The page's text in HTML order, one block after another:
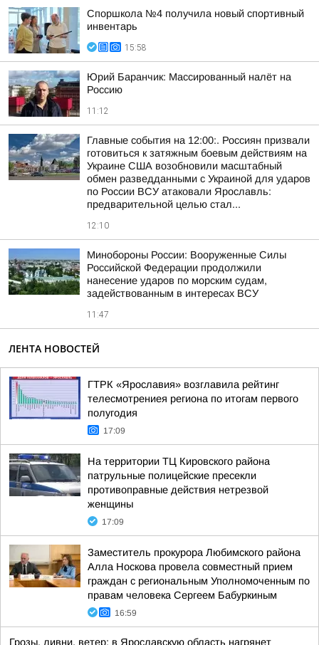
Споршкола №4 получила новый спортивный
инвентарь
15:58
Юрий Баранчик: Массированный налёт на
Россию
11:12
Главные события на 12:00:. Россиян призвали
готовиться к затяжным боевым действиям на
Украине США возобновили масштабный
обмен разведданными с Украиной для ударов
по России ВСУ атаковали Ярославль:
предварительной целью стал...
12:10
Минобороны России: Вооруженные Силы
Российской Федерации продолжили
нанесение ударов по морским судам,
задействованным в интересах ВСУ
11:47
ЛЕНТА НОВОСТЕЙ
ГТРК «Ярославия» возглавила рейтинг
телесмотрениея региона по итогам первого
полугодия
17:09
На территории ТЦ Кировского района
патрульные полицейские пресекли
противоправные действия нетрезвой
женщины
17:09
Заместитель прокурора Любимского района
Алла Носкова провела совместный прием
граждан с региональным Уполномоченным по
правам человека Сергеем Бабуркиным
16:59
Грозы, ливни, ветер: в Ярославскую область нагрянет